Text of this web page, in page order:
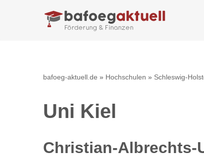
bafoeg-aktuell.de » Hochschulen » Schleswig-
Uni Kiel
Christian-Albrechts-